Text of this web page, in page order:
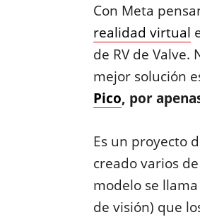
Con Meta
realidad virtual
de RV de Valve.
mejor solución
Pico, por
Es un proyecto
creado varios
modelo se llama
de visión) que